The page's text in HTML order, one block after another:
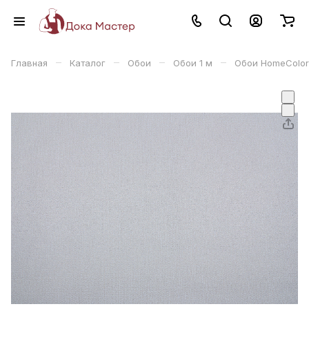
Главная – Каталог – Обои – Обои 1 м – Обои